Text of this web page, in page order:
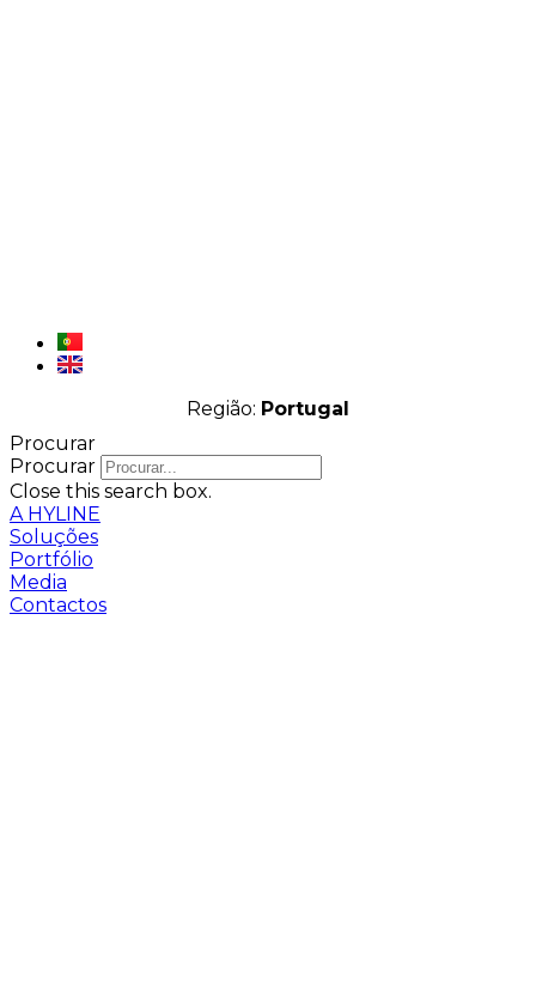
Região: Portugal
Procurar
Procurar
Close this search box.
A HYLINE
Soluções
Portfólio
Media
Contactos